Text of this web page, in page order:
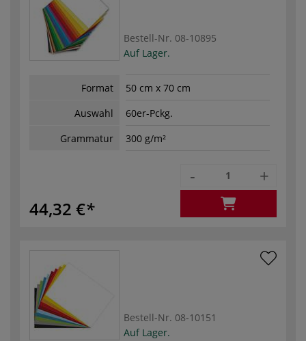
Bestell-Nr. 08-10895
Auf Lager.
Format
50 cm x 70 cm
Auswahl
60er-Pckg.
Grammatur
300 g/m²
44,32 €
- +
Bestell-Nr. 08-10151
Auf Lager.